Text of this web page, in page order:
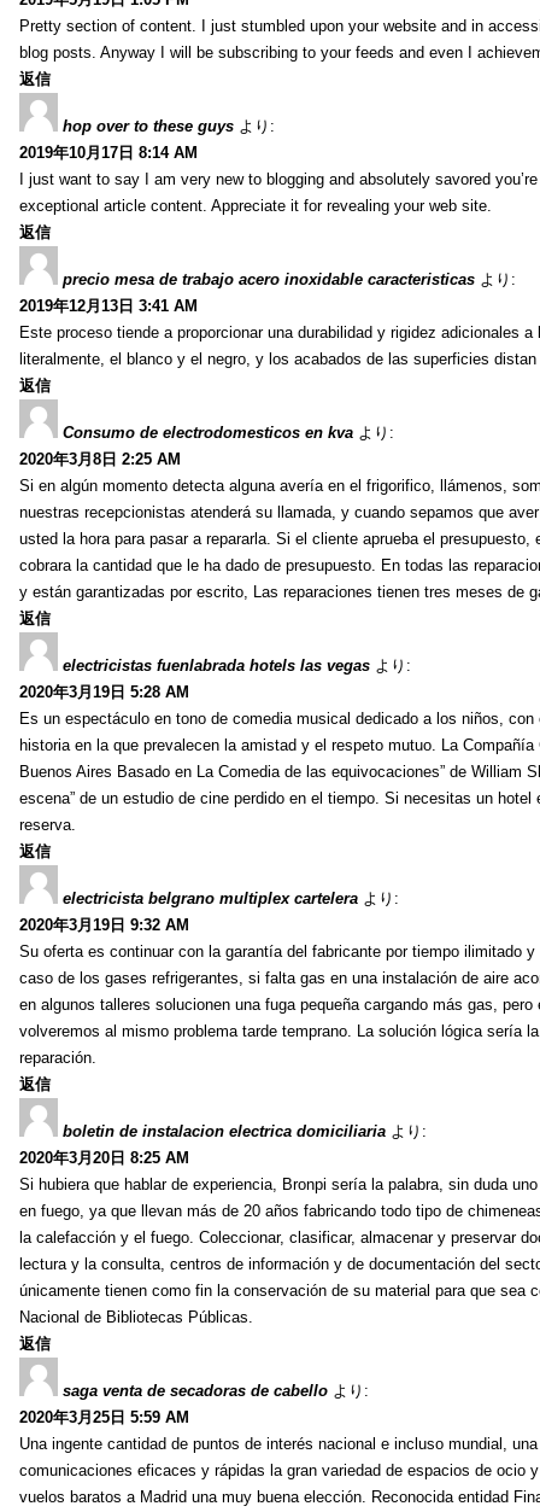
Pretty section of content. I just stumbled upon your website and in
blog posts. Anyway I will be subscribing to your feeds and even I
返信
hop over to these guys より:
2019年10月17日 8:14 AM
I just want to say I am very new to blogging and absolutely savored
exceptional article content. Appreciate it for revealing your web site.
返信
precio mesa de trabajo acero inoxidable caracteristicas より:
2019年12月13日 3:41 AM
Este proceso tiende a proporcionar una durabilidad y rigidez adicionales
literalmente, el blanco y el negro, y los acabados de las superficies
返信
Consumo de electrodomesticos en kva より:
2020年3月8日 2:25 AM
Si en algún momento detecta alguna avería en el frigorifico, llámenos,
nuestras recepcionistas atenderá su llamada, y cuando sepamos que
usted la hora para pasar a repararla. Si el cliente aprueba el
cobrara la cantidad que le ha dado de presupuesto. En todas las
y están garantizadas por escrito, Las reparaciones tienen tres meses de
返信
electricistas fuenlabrada hotels las vegas より:
2020年3月19日 5:28 AM
Es un espectáculo en tono de comedia musical dedicado a los niños,
historia en la que prevalecen la amistad y el respeto mutuo. La
Buenos Aires Basado en La Comedia de las equivocaciones” de William
escena” de un estudio de cine perdido en el tiempo. Si necesitas un
reserva.
返信
electricista belgrano multiplex cartelera より:
2020年3月19日 9:32 AM
Su oferta es continuar con la garantía del fabricante por tiempo ilimitado
caso de los gases refrigerantes, si falta gas en una instalación de aire
en algunos talleres solucionen una fuga pequeña cargando más gas,
volveremos al mismo problema tarde temprano. La solución lógica sería
reparación.
返信
boletin de instalacion electrica domiciliaria より:
2020年3月20日 8:25 AM
Si hubiera que hablar de experiencia, Bronpi sería la palabra, sin duda
en fuego, ya que llevan más de 20 años fabricando todo tipo de
la calefacción y el fuego. Coleccionar, clasificar, almacenar y preservar
lectura y la consulta, centros de información y de documentación del
únicamente tienen como fin la conservación de su material para que sea
Nacional de Bibliotecas Públicas.
返信
saga venta de secadoras de cabello より:
2020年3月25日 5:59 AM
Una ingente cantidad de puntos de interés nacional e incluso mundial,
comunicaciones eficaces y rápidas la gran variedad de espacios de ocio
vuelos baratos a Madrid una muy buena elección. Reconocida entidad